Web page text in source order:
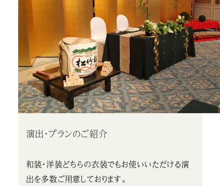
演出・プランのご紹介
和装・洋装どちらの衣装でもお使いいただける演
出を多数ご用意しております。